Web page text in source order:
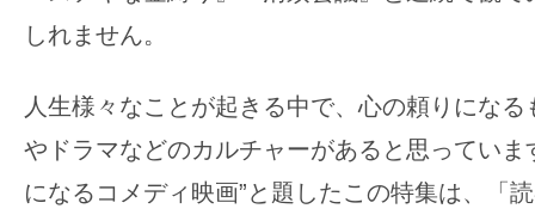
しれません。
人生様々なことが起きる中で、心の頼りにな
やドラマなどのカルチャーがあると思っていま
になるコメディ映画”と題したこの特集は、「